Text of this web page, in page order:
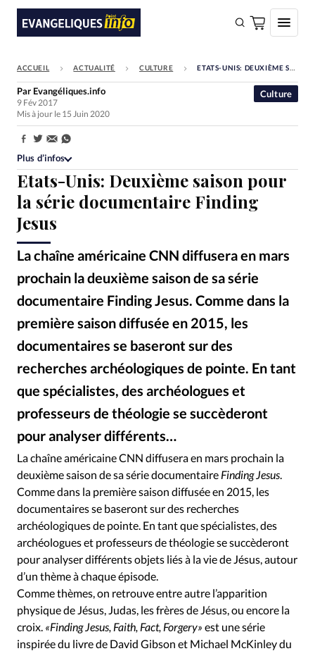
FAIRE UN DON
Faire un don
Société
Monde
Bible
Toute l'actualité
CHF
RUBRIQUES
Economie
Eglises
Histoire Laicité
Liberté religieuse
Mission
Monde People Politique
Religions
Société
ACCUEIL ACTUALITÉ CULTURE ETATS-UNIS: DEUXIÈME SAISON POUR LA SÉRIE DOCUMENTAIRE FINDING JESUS
Etats-Unis: Deuxième saison pour
la série documentaire Finding
Jesus
La chaîne américaine CNN diffusera en mars
prochain la deuxième saison de sa série
documentaire Finding Jesus. Comme dans la
première saison diffusée en 2015, les
documentaires se baseront sur des
recherches archéologiques de pointe. En tant
que spécialistes, des archéologues et
professeurs de théologie se succèderont
pour analyser différents…
Culture
Par Evangéliques.info
9 Fév 2017
Mis à jour le 15 Juin 2020
Partager:
Plus d’infos
La chaîne américaine CNN diffusera en mars prochain la
deuxième saison de sa série documentaire Finding Jesus
Comme dans la première saison diffusée en 2015, les
documentaires se baseront sur des recherches
archéologiques de pointe. En tant que spécialistes, des
archéologues et professeurs de théologie se succèderont
pour analyser différents objets liés à la vie de Jésus, autour
d’un thème à chaque épisode.
Comme thèmes, on retrouve entre autre l’apparition
physique de Jésus, Judas, les frères de Jésus, ou encore la
croix. «Finding Jesus, Faith, Fact, Forgery» est une série
inspirée du livre de David Gibson et Michael McKinley du